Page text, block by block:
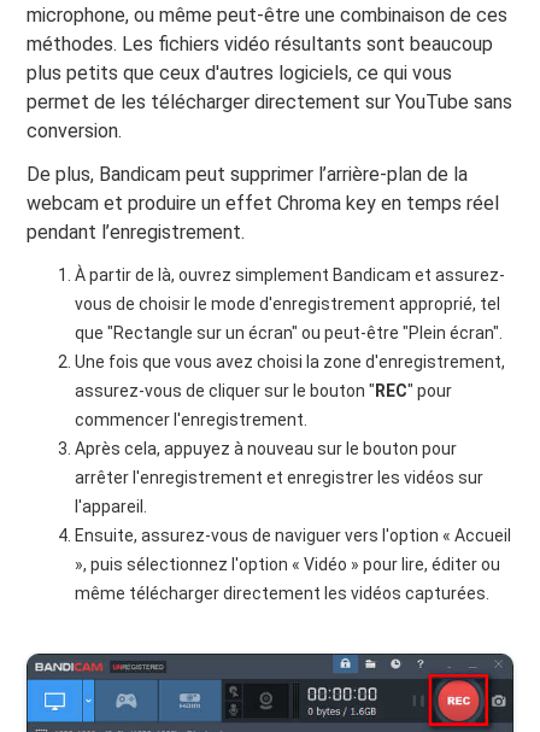
microphone, ou même peut-être une combinaison de ces
méthodes. Les fichiers vidéo résultants sont beaucoup
plus petits que ceux d'autres logiciels, ce qui vous
permet de les télécharger directement sur YouTube sans
conversion.
De plus, Bandicam peut supprimer l’arrière-plan de la
webcam et produire un effet Chroma key en temps réel
pendant l’enregistrement.
À partir de là, ouvrez simplement Bandicam et assurez-
vous de choisir le mode d'enregistrement approprié, tel
que "Rectangle sur un écran" ou peut-être "Plein écran".
Une fois que vous avez choisi la zone d'enregistrement,
assurez-vous de cliquer sur le bouton " REC" pour
commencer l'enregistrement.
Après cela, appuyez à nouveau sur le bouton pour
arrêter l'enregistrement et enregistrer les vidéos sur
l'appareil.
Ensuite, assurez-vous de naviguer vers l'option « Accueil
», puis sélectionnez l'option « Vidéo » pour lire, éditer ou
même télécharger directement les vidéos capturées.